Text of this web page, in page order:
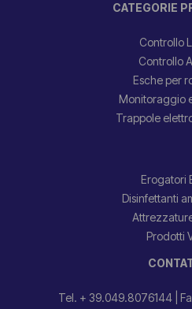
CATEGORIE
Controllo
Controllo
Esche per
Monitoraggio
Trappole
Erogatori
Disinfettanti
Prodotti
Tel. + 39.049.8076144|